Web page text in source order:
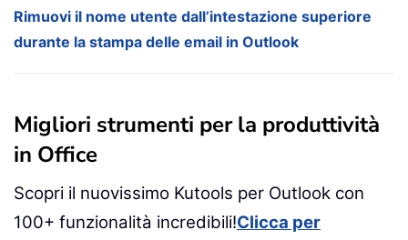
Rimuovi il nome utente dall’intestazione superiore
durante la stampa delle email in Outlook
Migliori strumenti per la produttività
in Office
Scopri il nuovissimo Kutools per Outlook con
100+ funzionalità incredibili!Clicca per